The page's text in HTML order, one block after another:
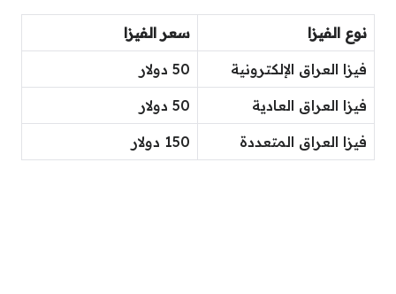
نوع الفيزا سعر الفيزا
فيزا العراق الإلكترونية 50 دولار
فيزا العراق العادية 50 دولار
فيزا العراق المتعددة 150 دولار